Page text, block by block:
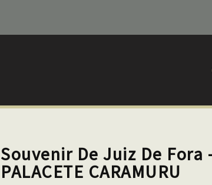
Souvenir De Juiz De Fora
PALACETE CARAMURU